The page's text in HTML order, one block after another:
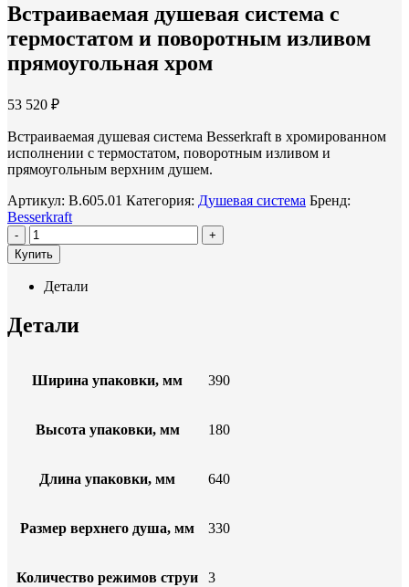
Встраиваемая душевая система с
термостатом и поворотным изливом
прямоугольная хром
53 520 ₽
Встраиваемая душевая система Besserkraft в хромированном
исполнении с термостатом, поворотным изливом и
прямоугольным верхним душем.
Артикул: B.605.01 Категория: Душевая система Бренд:
Besserkraft
-
+
Купить
Детали
Детали
Ширина упаковки, мм 390
Высота упаковки, мм 180
Длина упаковки, мм 640
Размер верхнего душа, мм 330
Количество режимов струи 3